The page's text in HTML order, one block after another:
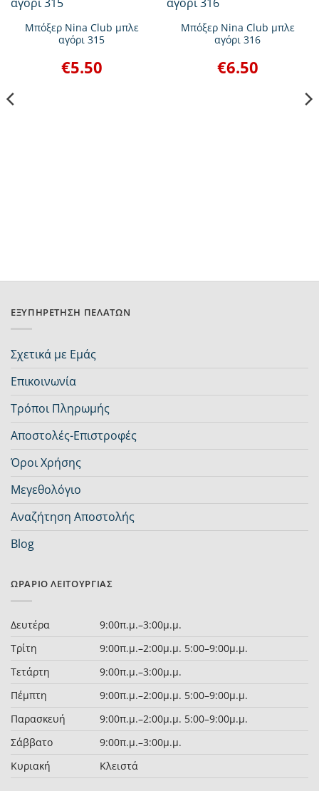
Μπόξερ Nina Club μπλε
αγόρι 315
€5.50
Μπόξερ Nina Club μπλε
αγόρι 316
€6.50
ΕΞΥΠΗΡΈΤΗΣΗ ΠΕΛΑΤΏΝ
Σχετικά με Εμάς
Επικοινωνία
Τρόποι Πληρωμής
Αποστολές-Επιστροφές
Όροι Χρήσης
Μεγεθολόγιο
Αναζήτηση Αποστολής
Blog
ΩΡΆΡΙΟ ΛΕΙΤΟΥΡΓΊΑΣ
Δευτέρα
9:00π.μ.–3:00μ.μ.
Τρίτη
9:00π.μ.–2:00μ.μ. 5:00–9:00μ.μ.
Τετάρτη
9:00π.μ.–3:00μ.μ.
Πέμπτη
9:00π.μ.–2:00μ.μ. 5:00–9:00μ.μ.
Παρασκευή
9:00π.μ.–2:00μ.μ. 5:00–9:00μ.μ.
Σάββατο
9:00π.μ.–3:00μ.μ.
Κυριακή
Κλειστά